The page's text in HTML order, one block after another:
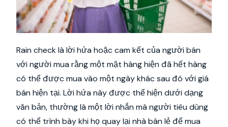
Rain check là lời hứa hoặc cam kết của người bán
với người mua rằng một mặt hàng hiện đã hết hàng
có thể được mua vào một ngày khác sau đó với giá
bán hiện tại. Lời hứa này được thể hiện dưới dạng
văn bản, thường là một lời nhắn mà người tiêu dùng
có thể trình bày khi họ quay lại nhà bán lẻ để mua